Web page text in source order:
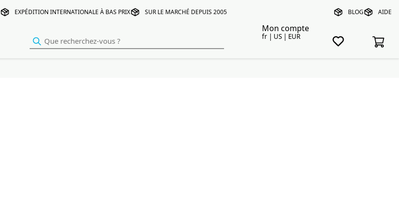
EXPÉDITION INTERNATIONALE À BAS PRIX SUR LE MARCHÉ DEPUIS 2005 BLOG AIDE
Mon compte
fr | US | EUR